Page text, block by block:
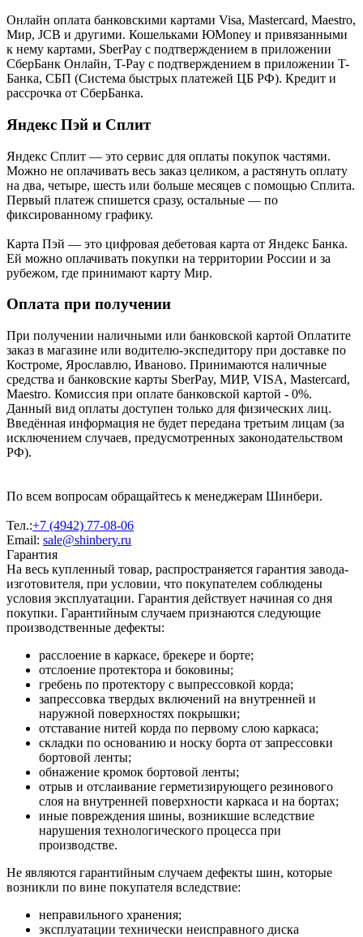
Онлайн оплата банковскими картами Visa, Mastercard, Maestro,
Мир, JCB и другими. Кошельками ЮMoney и привязанными
к нему картами, SberPay с подтверждением в приложении
СберБанк Онлайн, T-Pay с подтверждением в приложении T-
Банка, СБП (Система быстрых платежей ЦБ РФ). Кредит и
рассрочка от СберБанка.
Яндекс Пэй и Сплит
Яндекс Cплит — это сервис для оплаты покупок частями.
Можно не оплачивать весь заказ целиком, а растянуть оплату
на два, четыре, шесть или больше месяцев с помощью Сплита.
Первый платеж спишется сразу, остальные — по
фиксированному графику.
Карта Пэй — это цифровая дебетовая карта от Яндекс Банка.
Ей можно оплачивать покупки на территории России и за
рубежом, где принимают карту Мир.
Оплата при получении
При получении наличными или банковской картой Оплатите
заказ в магазине или водителю-экспедитору при доставке по
Костроме, Ярославлю, Иваново. Принимаются наличные
средства и банковские карты SberPay, МИР, VISA, Mastercard,
Maestro. Комиссия при оплате банковской картой - 0%.
Данный вид оплаты доступен только для физических лиц.
Введённая информация не будет передана третьим лицам (за
исключением случаев, предусмотренных законодательством
РФ).
По всем вопросам обращайтесь к менеджерам Шинбери.
Тел.:+7 (4942) 77-08-06
Email: sale@shinbery.ru
Гарантия
На весь купленный товар, распространяется гарантия завода-
изготовителя, при условии, что покупателем соблюдены
условия эксплуатации. Гарантия действует начиная со дня
покупки. Гарантийным случаем признаются следующие
производственные дефекты:
расслоение в каркасе, брекере и борте;
отслоение протектора и боковины;
гребень по протектору с выпрессовкой корда;
запрессовка твердых включений на внутренней и
наружной поверхностях покрышки;
отставание нитей корда по первому слою каркаса;
складки по основанию и носку борта от запрессовки
бортовой ленты;
обнажение кромок бортовой ленты;
отрыв и отслаивание герметизирующего резинового
слоя на внутренней поверхности каркаса и на бортах;
иные повреждения шины, возникшие вследствие
нарушения технологического процесса при
производстве.
Не являются гарантийным случаем дефекты шин, которые
возникли по вине покупателя вследствие:
неправильного хранения;
эксплуатации технически неисправного диска